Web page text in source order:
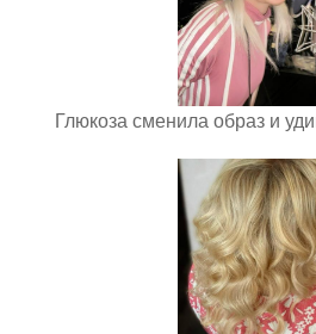
Глюкоза сменила образ и